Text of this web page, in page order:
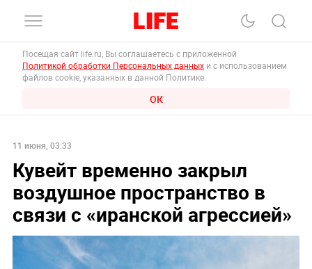
Посещая сайт life.ru, Вы соглашаетесь с приложенной
Политикой обработки Персональных данных и с использованием
файлов cookie, указанных в данной Политике.
ОК
11 июня, 03:33
Кувейт временно закрыл
воздушное пространство в
связи с «иранской агрессией»